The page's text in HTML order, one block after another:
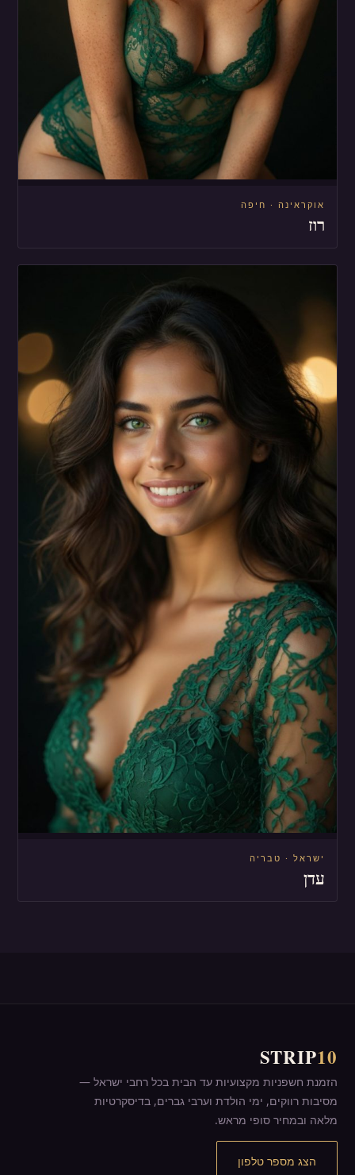
אוקראינה · חיפה
רוז
ישראל · טבריה
עדן
STRIP10
הזמנת חשפניות מקצועיות עד הבית בכל רחבי ישראל —
מסיבות רווקים, ימי הולדת וערבי גברים, בדיסקרטיות
מלאה ובמחיר סופי מראש.
הצג מספר טלפון